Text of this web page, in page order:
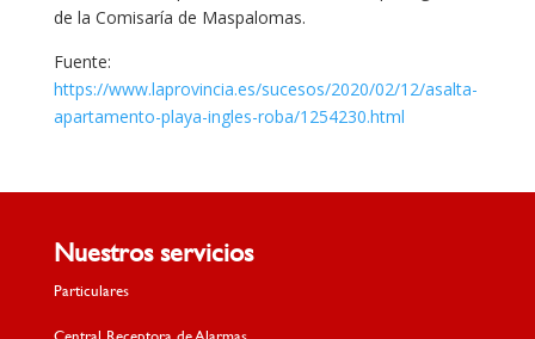
de la Comisaría de Maspalomas.
Fuente:
https://www.laprovincia.es/sucesos/2020/02/12/asalta-
apartamento-playa-ingles-roba/1254230.html
Nuestros servicios
Particulares